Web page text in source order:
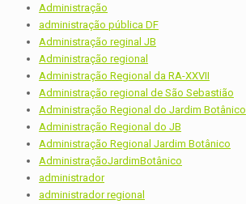
Administração
administração pública DF
Administração reginal JB
Administração regional
Administração Regional da RA-XXVII
Administração regional de São Sebastião
Administração Regional do Jardim Botânico
Administração Regional do JB
Administração Regional Jardim Botânico
AdministraçãoJardimBotânico
administrador
administrador regional